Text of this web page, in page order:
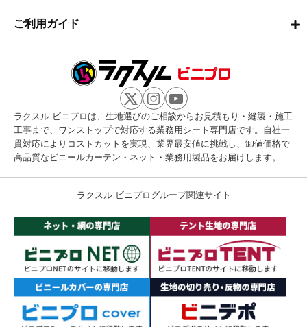
ご利用ガイド
ラクスル ビニプロは、生地選びのご相談からお見積もり・縫製・施工
工事まで、ワンストップで対応する業務用シート専門店です。自社一
貫対応によりコストカットを実現、業界最安値に挑戦し、卸値価格で
高品質なビニールカーテン・ネット・業務用製品をお届けします。
ラクスル ビニプログループ関連サイト